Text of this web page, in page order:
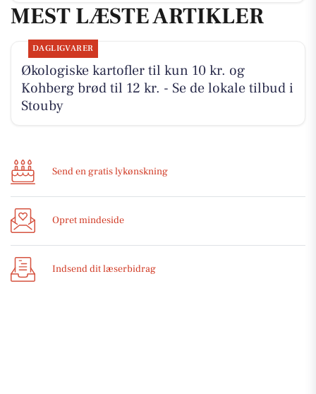
MEST LÆSTE ARTIKLER
DAGLIGVARER
Økologiske kartofler til kun 10 kr. og
Kohberg brød til 12 kr. - Se de lokale tilbud i
Stouby
Send en gratis lykønskning
Opret mindeside
Indsend dit læserbidrag